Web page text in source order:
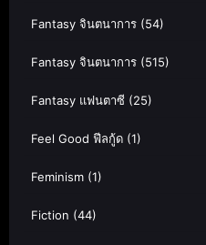
Fantasy จินตนาการ (54)
Fantasy จินตนาการ (515)
Fantasy แฟนตาซี (25)
Feel Good ฟีลกู้ด (1)
Feminism (1)
Fiction (44)